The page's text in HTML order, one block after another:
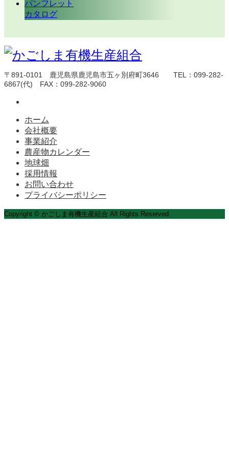
パンフレット
カタログ
〒891-0101 鹿児島県鹿児島市五ヶ別府町3646 TEL：099-282-
6867(代) FAX：099-282-9060
ホーム
会社概要
事業紹介
農産物カレンダー
地球畑
採用情報
お問い合わせ
プライバシーポリシー
Copyright © かごしま有機生産組合 All Rights Reserved.